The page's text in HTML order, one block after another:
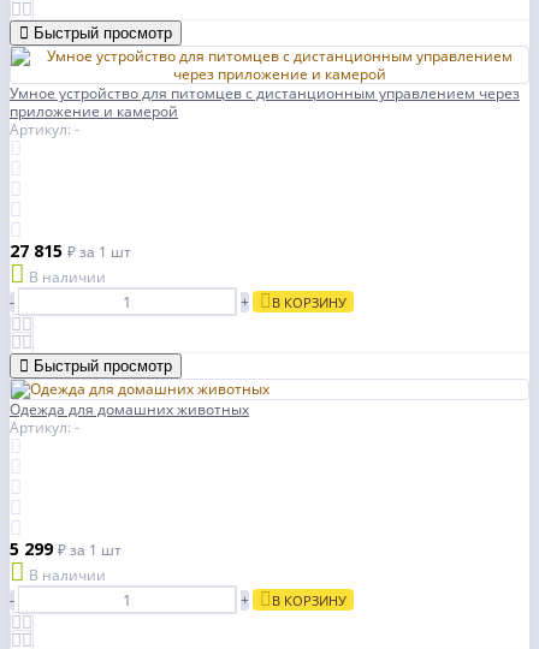
Быстрый просмотр
Умное устройство для питомцев с дистанционным управлением через
приложение и камерой
Артикул: -
27 815 ₽за 1 шт
В наличии
-
+ В КОРЗИНУ
Быстрый просмотр
Одежда для домашних животных
Артикул: -
5 299₽за 1 шт
В наличии
-
+ В КОРЗИНУ